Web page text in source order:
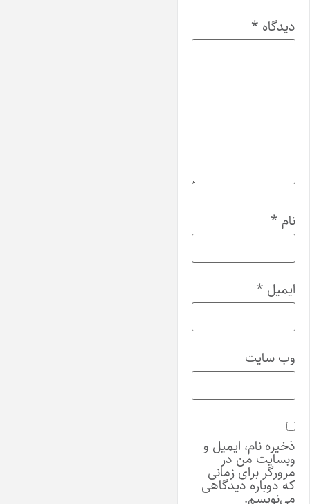
دیدگاه *
نام *
ایمیل *
وب‌ سایت
ذخیره نام، ایمیل و
وبسایت من در
مرورگر برای زمانی
که دوباره دیدگاهی
می‌نویسم.